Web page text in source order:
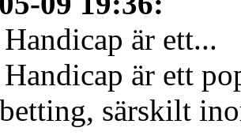
är ett...
är ett
särskilt